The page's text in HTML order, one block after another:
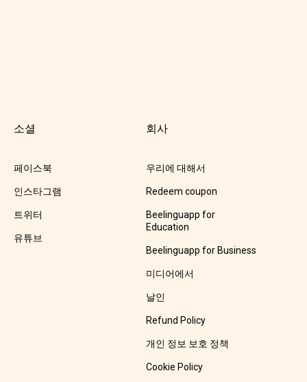
소셜
페이스북
인스타그램
트위터
유튜브
회사
우리에 대해서
Redeem coupon
Beelinguapp for
Education
Beelinguapp for Business
미디어에서
날인
Refund Policy
개인 정보 보호 정책
Cookie Policy